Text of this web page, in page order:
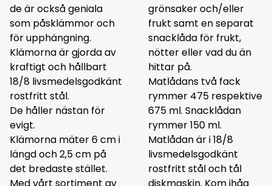
de är också geniala
som påsklämmor och
för upphängning.
Klämorna är gjorda av
kraftigt och hållbart
18/8 livsmedelsgodkänt
rostfritt stål.
De håller nästan för
evigt.
Klämorna mäter 6 cm i
längd och 2,5 cm på
det bredaste stället.
grönsaker och/eller
frukt samt en separat
snacklåda för frukt,
nötter eller vad du än
hittar på.
Matlådans två fack
rymmer 475 respektive
675 ml. Snacklådan
rymmer 150 ml.
Matlådan är i 18/8
livsmedelsgodkänt
rostfritt stål och tål